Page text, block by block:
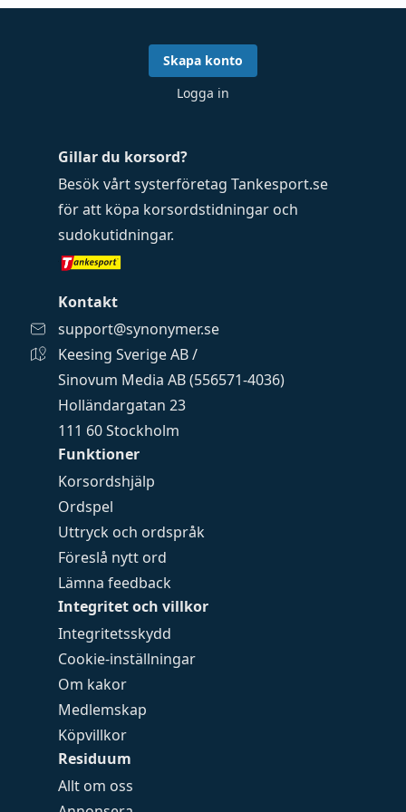
Funktioner
Korsordshjälp
Ordspel
Uttryck och ordspråk
Föreslå nytt ord
Lämna feedback
Integritet och villkor
Integritetsskydd
Cookie-inställningar
Om kakor
Medlemskap
Köpvillkor
Residuum
Allt om oss
Gillar du korsord?
Besök vårt systerföretag Tankesport.se
för att köpa korsordstidningar och
sudokutidningar.
Kontakt
support@synonymer.se
Keesing Sverige AB /
Sinovum Media AB (556571-4036)
Holländargatan 23
111 60 Stockholm
Skapa konto
Logga in